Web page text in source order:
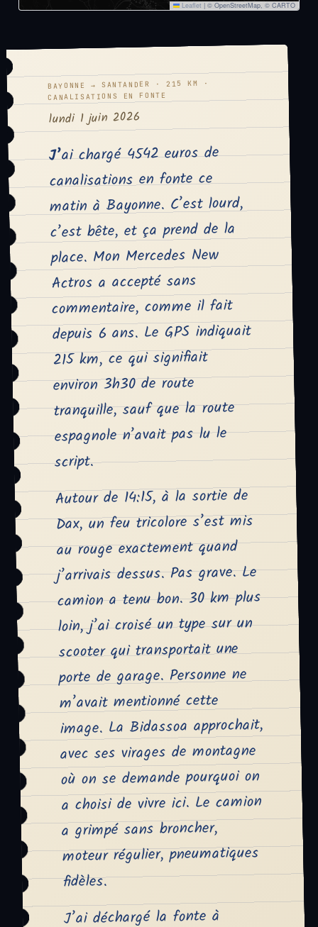
Leaflet | © OpenStreetMap, © CARTO
BAYONNE → SANTANDER · 215 KM ·
CANALISATIONS EN FONTE
lundi 1 juin 2026
J’ai chargé 4542 euros de
canalisations en fonte ce
matin à Bayonne. C’est lourd,
c’est bête, et ça prend de la
place. Mon Mercedes New
Actros a accepté sans
commentaire, comme il fait
depuis 6 ans. Le GPS indiquait
215 km, ce qui signifiait
environ 3h30 de route
tranquille, sauf que la route
espagnole n’avait pas lu le
script.
Autour de 14:15, à la sortie de
Dax, un feu tricolore s’est mis
au rouge exactement quand
j’arrivais dessus. Pas grave. Le
camion a tenu bon. 30 km plus
loin, j’ai croisé un type sur un
scooter qui transportait une
porte de garage. Personne ne
m’avait mentionné cette
image. La Bidassoa approchait,
avec ses virages de montagne
où on se demande pourquoi on
a choisi de vivre ici. Le camion
a grimpé sans broncher,
moteur régulier, pneumatiques
fidèles.
J’ai déchargé la fonte à